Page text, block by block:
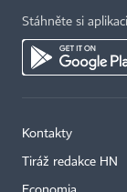
Stáhněte si
Kontakty
Tiráž redakce HN